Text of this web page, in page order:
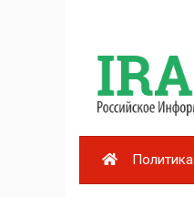
Политика